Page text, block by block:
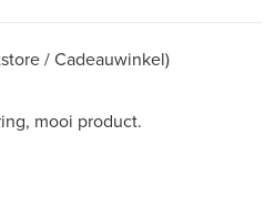
/ Cadeauwinkel)
mooi product.